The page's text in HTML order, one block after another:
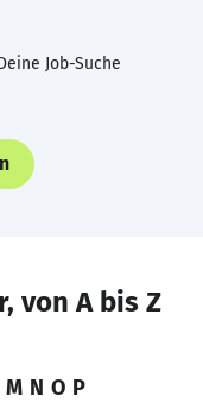
Job-Suche
von A bis Z
M N O P